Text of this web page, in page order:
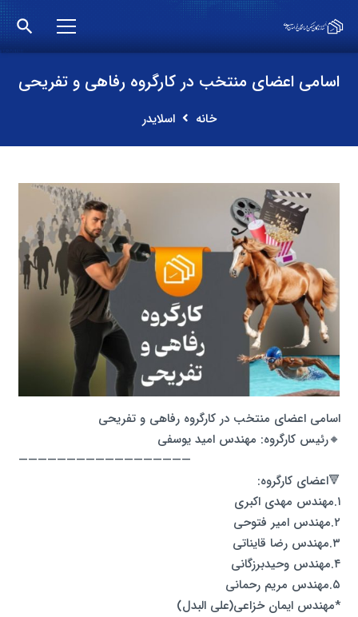
search
اسامی اعضای منتخب در کارگروه رفاهی و تفریحی
خانه اسلایدر
اسامی اعضای منتخب در کارگروه رفاهی و تفریحی
🔸رئیس کارگروه: مهندس امید یوسفی
——————————————————
🔻اعضای کارگروه:
۱.مهندس مهدی اکبری
۲.مهندس امیر فتوحی
۳.مهندس رضا قایناتی
۴.مهندس وحید‌برزگانی
۵.مهندس مریم رحمانی
*مهندس ایمان خزاعی(علی البدل)